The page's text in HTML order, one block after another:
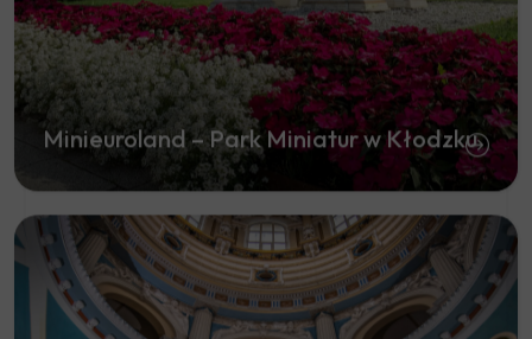
Minieuroland – Park Miniatur w Kłodzku